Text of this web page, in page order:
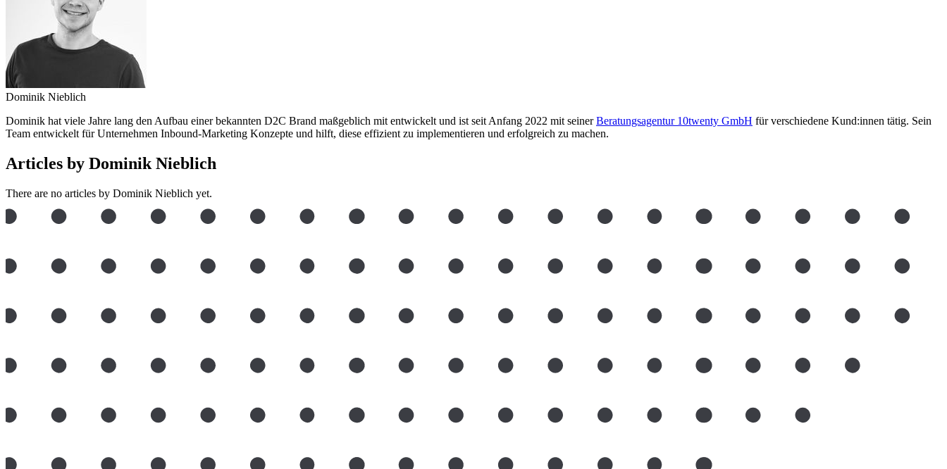
Dominik Nieblich
Dominik hat viele Jahre lang den Aufbau einer bekannten D2C Brand maßgeblich mit entwickelt und ist seit Anfang 2022 mit seinerBeratungsagentur 10twenty GmbH für verschiedene Kund:innen tätig. Sein
Team entwickelt für Unternehmen Inbound-Marketing Konzepte und hilft, diese effizient zu implementieren und erfolgreich zu machen.
Articles by Dominik Nieblich
There are no articles by Dominik Nieblich yet.